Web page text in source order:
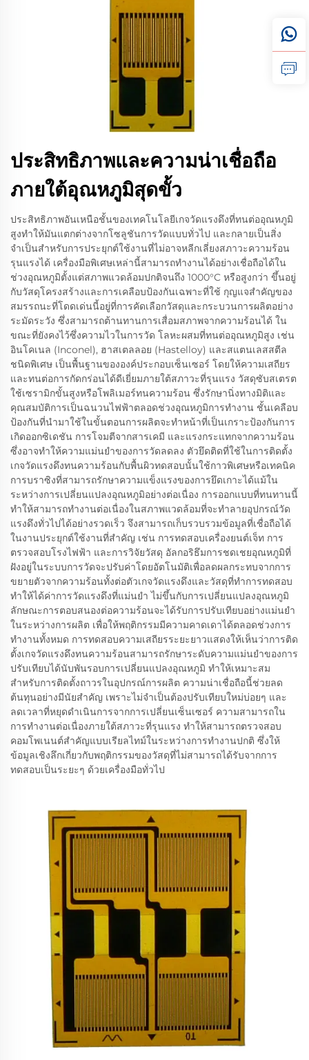
ประสิทธิภาพและความน่าเชื่อถือ
ภายใต้อุณหภูมิสุดขั้ว
ประสิทธิภาพอันเหนือชั้นของเทคโนโลยีเกจวัดแรงดึงที่ทนต่ออุณหภูมิ
สูงทำให้มันแตกต่างจากโซลูชันการวัดแบบทั่วไป และกลายเป็นสิ่ง
จำเป็นสำหรับการประยุกต์ใช้งานที่ไม่อาจหลีกเลี่ยงสภาวะความร้อน
รุนแรงได้ เครื่องมือพิเศษเหล่านี้สามารถทำงานได้อย่างเชื่อถือได้ใน
ช่วงอุณหภูมิตั้งแต่สภาพแวดล้อมปกติจนถึง 1000°C หรือสูงกว่า ขึ้นอยู่
กับวัสดุโครงสร้างและการเคลือบป้องกันเฉพาะที่ใช้ กุญแจสำคัญของ
สมรรถนะที่โดดเด่นนี้อยู่ที่การคัดเลือกวัสดุและกระบวนการผลิตอย่าง
ระมัดระวัง ซึ่งสามารถต้านทานการเสื่อมสภาพจากความร้อนได้ ใน
ขณะที่ยังคงไว้ซึ่งความไวในการวัด โลหะผสมที่ทนต่ออุณหภูมิสูง เช่น
อินโคเนล (Inconel), ฮาสเตลลอย (Hastelloy) และสแตนเลสสตีล
ชนิดพิเศษ เป็นพื้นฐานขององค์ประกอบเซ็นเซอร์ โดยให้ความเสถียร
และทนต่อการกัดกร่อนได้ดีเยี่ยมภายใต้สภาวะที่รุนแรง วัสดุซับสเตรต
ใช้เซรามิกขั้นสูงหรือโพลิเมอร์ทนความร้อน ซึ่งรักษานิ่งทางมิติและ
คุณสมบัติการเป็นฉนวนไฟฟ้าตลอดช่วงอุณหภูมิการทำงาน ชั้นเคลือบ
ป้องกันที่นำมาใช้ในขั้นตอนการผลิตจะทำหน้าที่เป็นเกราะป้องกันการ
เกิดออกซิเดชัน การโจมตีจากสารเคมี และแรงกระแทกจากความร้อน
ซึ่งอาจทำให้ความแม่นยำของการวัดลดลง ตัวยึดติดที่ใช้ในการติดตั้ง
เกจวัดแรงดึงทนความร้อนกับพื้นผิวทดสอบนั้นใช้กาวพิเศษหรือเทคนิค
การบราซิงที่สามารถรักษาความแข็งแรงของการยึดเกาะได้แม้ใน
ระหว่างการเปลี่ยนแปลงอุณหภูมิอย่างต่อเนื่อง การออกแบบที่ทนทานนี้
ทำให้สามารถทำงานต่อเนื่องในสภาพแวดล้อมที่จะทำลายอุปกรณ์วัด
แรงดึงทั่วไปได้อย่างรวดเร็ว จึงสามารถเก็บรวบรวมข้อมูลที่เชื่อถือได้
ในงานประยุกต์ใช้งานที่สำคัญ เช่น การทดสอบเครื่องยนต์เจ็ท การ
ตรวจสอบโรงไฟฟ้า และการวิจัยวัสดุ อัลกอริธึมการชดเชยอุณหภูมิที่
ฝังอยู่ในระบบการวัดจะปรับค่าโดยอัตโนมัติเพื่อลดผลกระทบจากการ
ขยายตัวจากความร้อนทั้งต่อตัวเกจวัดแรงดึงและวัสดุที่ทำการทดสอบ
ทำให้ได้ค่าการวัดแรงดึงที่แม่นยำ ไม่ขึ้นกับการเปลี่ยนแปลงอุณหภูมิ
ลักษณะการตอบสนองต่อความร้อนจะได้รับการปรับเทียบอย่างแม่นยำ
ในระหว่างการผลิต เพื่อให้พฤติกรรมมีความคาดเดาได้ตลอดช่วงการ
ทำงานทั้งหมด การทดสอบความเสถียรระยะยาวแสดงให้เห็นว่าการติด
ตั้งเกจวัดแรงดึงทนความร้อนสามารถรักษาระดับความแม่นยำของการ
ปรับเทียบได้นับพันรอบการเปลี่ยนแปลงอุณหภูมิ ทำให้เหมาะสม
สำหรับการติดตั้งถาวรในอุปกรณ์การผลิต ความน่าเชื่อถือนี้ช่วยลด
ต้นทุนอย่างมีนัยสำคัญ เพราะไม่จำเป็นต้องปรับเทียบใหม่บ่อยๆ และ
ลดเวลาที่หยุดดำเนินการจากการเปลี่ยนเซ็นเซอร์ ความสามารถใน
การทำงานต่อเนื่องภายใต้สภาวะที่รุนแรง ทำให้สามารถตรวจสอบ
คอมโพเนนต์สำคัญแบบเรียลไทม์ในระหว่างการทำงานปกติ ซึ่งให้
ข้อมูลเชิงลึกเกี่ยวกับพฤติกรรมของวัสดุที่ไม่สามารถได้รับจากการ
ทดสอบเป็นระยะๆ ด้วยเครื่องมือทั่วไป